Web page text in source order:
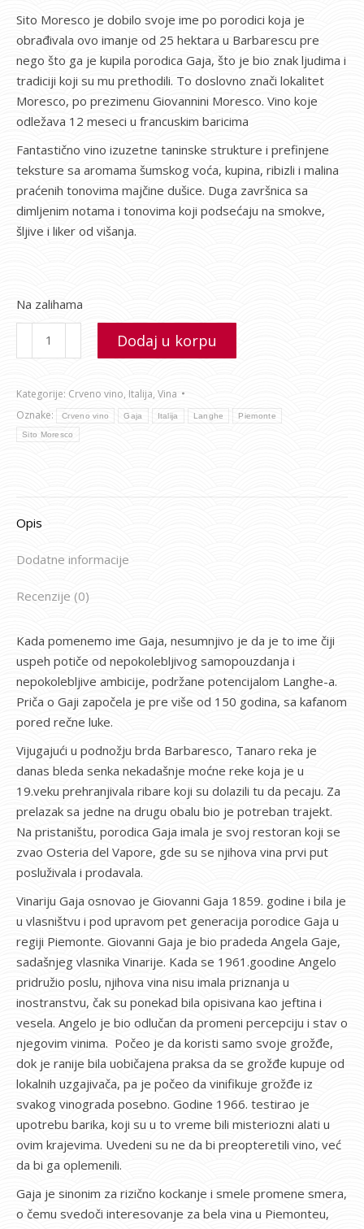
Sito Moresco je dobilo svoje ime po porodici koja je
obrađivala ovo imanje od 25 hektara u Barbarescu pre
nego što ga je kupila porodica Gaja, što je bio znak ljudima i
tradiciji koji su mu prethodili. To doslovno znači lokalitet
Moresco, po prezimenu Giovannini Moresco. Vino koje
odležava 12 meseci u francuskim baricima
Fantastično vino izuzetne taninske strukture i prefinjene
teksture sa aromama šumskog voća, kupina, ribizli i malina
praćenih tonovima majčine dušice. Duga završnica sa
dimljenim notama i tonovima koji podsećaju na smokve,
šljive i liker od višanja.
Na zalihama
Dodaj u korpu
Kategorije: Crveno vino, Italija, Vina
Oznake:
Crveno vino Gaja Italija Langhe Piemonte
Sito Moresco
Opis
Dodatne informacije
Recenzije (0)
Kada pomenemo ime Gaja, nesumnjivo je da je to ime čiji
uspeh potiče od nepokolebljivog samopouzdanja i
nepokolebljive ambicije, podržane potencijalom Langhe-a.
Priča o Gaji započela je pre više od 150 godina, sa kafanom
pored rečne luke.
Vijugajući u podnožju brda Barbaresco, Tanaro reka je
danas bleda senka nekadašnje moćne reke koja je u
19.veku prehranjivala ribare koji su dolazili tu da pecaju. Za
prelazak sa jedne na drugu obalu bio je potreban trajekt.
Na pristaništu, porodica Gaja imala je svoj restoran koji se
zvao Osteria del Vapore, gde su se njihova vina prvi put
posluživala i prodavala.
Vinariju Gaja osnovao je Giovanni Gaja 1859. godine i bila je
u vlasništvu i pod upravom pet generacija porodice Gaja u
regiji Piemonte. Giovanni Gaja je bio pradeda Angela Gaje,
sadašnjeg vlasnika Vinarije. Kada se 1961.goodine Angelo
pridružio poslu, njihova vina nisu imala priznanja u
inostranstvu, čak su ponekad bila opisivana kao jeftina i
vesela. Angelo je bio odlučan da promeni percepciju i stav o
njegovim vinima. Počeo je da koristi samo svoje grožđe,
dok je ranije bila uobičajena praksa da se grožđe kupuje od
lokalnih uzgajivača, pa je počeo da vinifikuje grožđe iz
svakog vinograda posebno. Godine 1966. testirao je
upotrebu barika, koji su u to vreme bili misteriozni alati u
ovim krajevima. Uvedeni su ne da bi preopteretili vino, već
da bi ga oplemenili.
Gaja je sinonim za rizično kockanje i smele promene smera,
o čemu svedoči interesovanje za bela vina u Piemonteu,